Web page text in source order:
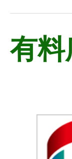
有料